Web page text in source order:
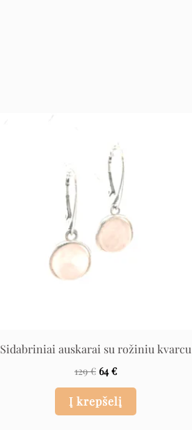
Sidabriniai auskarai su rožiniu kvarcu
129€
was:
129 €.
64€
64 €.
Į krepšelį